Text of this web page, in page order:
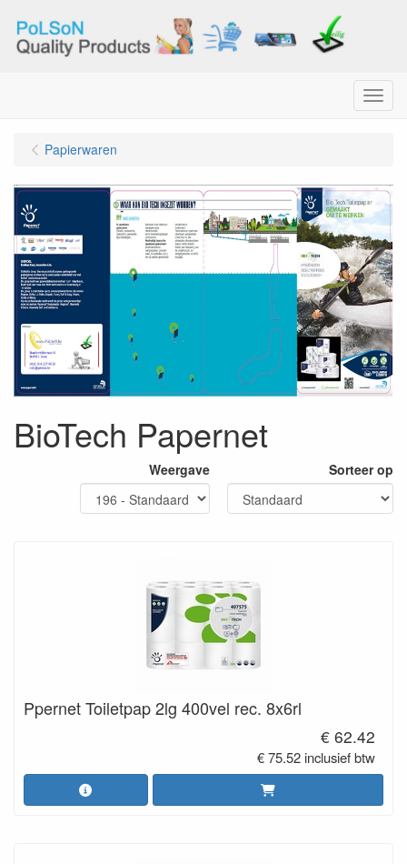
Menu
Papierwaren
BioTech Papernet
Weergave Sorteer op
Ppernet Toiletpap 2lg 400vel rec. 8x6rl
€ 62.42
€ 75.52 inclusief btw